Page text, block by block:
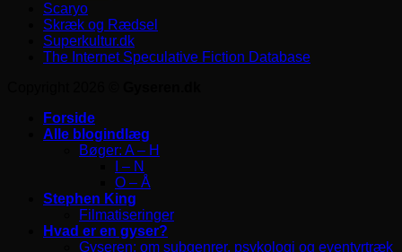
Scaryo
Skræk og Rædsel
Superkultur.dk
The Internet Speculative Fiction Database
Forside
Alle blogindlæg
Bøger: A – H
I – N
O – Å
Stephen King
Filmatiseringer
Hvad er en gyser?
Gyseren: om subgenrer, psykologi og eventyrtræk